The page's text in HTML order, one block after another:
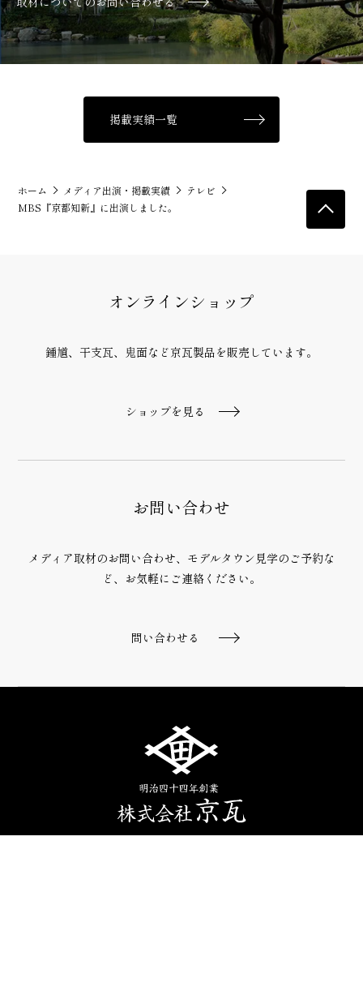
掲載実績一覧
ホーム メディア出演・掲載実績
テレビ
MBS『京都知新』に出演しました。
オンラインショップ
鍾馗、干支瓦、鬼面など京瓦製品を販売しています。
ショップを見る
お問い合わせ
メディア取材のお問い合わせ、モデルタウン見学のご予約な
ど、 お気軽にご連絡ください。
問い合わせる